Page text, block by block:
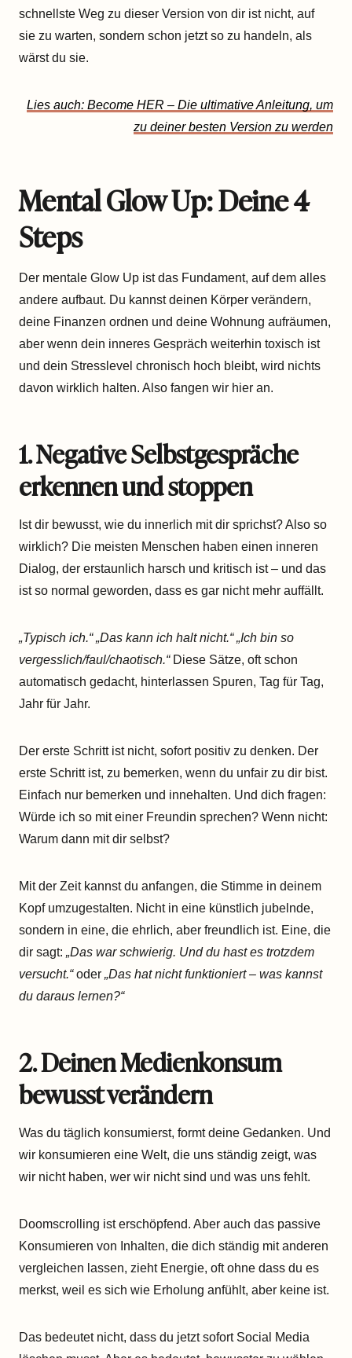
schnellste Weg zu dieser Version von dir ist nicht, auf
sie zu warten, sondern schon jetzt so zu handeln, als
wärst du sie.
Lies auch: Become HER – Die ultimative Anleitung, um
zu deiner besten Version zu werden
Mental Glow Up: Deine 4
Steps
Der mentale Glow Up ist das Fundament, auf dem alles
andere aufbaut. Du kannst deinen Körper verändern,
deine Finanzen ordnen und deine Wohnung aufräumen,
aber wenn dein inneres Gespräch weiterhin toxisch ist
und dein Stresslevel chronisch hoch bleibt, wird nichts
davon wirklich halten. Also fangen wir hier an.
1. Negative Selbstgespräche
erkennen und stoppen
Ist dir bewusst, wie du innerlich mit dir sprichst? Also so
wirklich? Die meisten Menschen haben einen inneren
Dialog, der erstaunlich harsch und kritisch ist – und das
ist so normal geworden, dass es gar nicht mehr auffällt.
„Typisch ich.“ „Das kann ich halt nicht.“ „Ich bin so
vergesslich/faul/chaotisch.“Diese Sätze, oft schon
automatisch gedacht, hinterlassen Spuren, Tag für Tag,
Jahr für Jahr.
Der erste Schritt ist nicht, sofort positiv zu denken. Der
erste Schritt ist, zu bemerken, wenn du unfair zu dir bist.
Einfach nur bemerken und innehalten. Und dich fragen:
Würde ich so mit einer Freundin sprechen? Wenn nicht:
Warum dann mit dir selbst?
Mit der Zeit kannst du anfangen, die Stimme in deinem
Kopf umzugestalten. Nicht in eine künstlich jubelnde,
sondern in eine, die ehrlich, aber freundlich ist. Eine, die
dir sagt: „Das war schwierig. Und du hast es trotzdem
versucht.“oder „Das hat nicht funktioniert – was kannst
du daraus lernen?“
2. Deinen Medienkonsum
bewusst verändern
Was du täglich konsumierst, formt deine Gedanken. Und
wir konsumieren eine Welt, die uns ständig zeigt, was
wir nicht haben, wer wir nicht sind und was uns fehlt.
Doomscrolling ist erschöpfend. Aber auch das passive
Konsumieren von Inhalten, die dich ständig mit anderen
vergleichen lassen, zieht Energie, oft ohne dass du es
merkst, weil es sich wie Erholung anfühlt, aber keine ist.
Das bedeutet nicht, dass du jetzt sofort Social Media